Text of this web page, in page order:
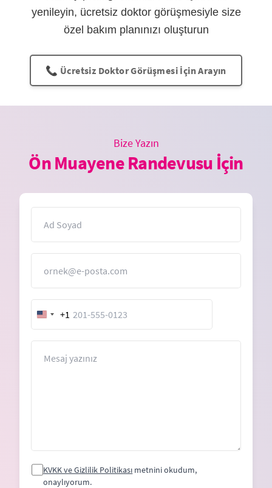
yenileyin, ücretsiz doktor görüşmesiyle size
özel bakım planınızı oluşturun
📞 Ücretsiz Doktor Görüşmesi İçin Arayın
Bize Yazın
Ön Muayene Randevusu İçin
United
States
+1
KVKK ve Gizlilik Politikası metnini okudum,
onaylıyorum.